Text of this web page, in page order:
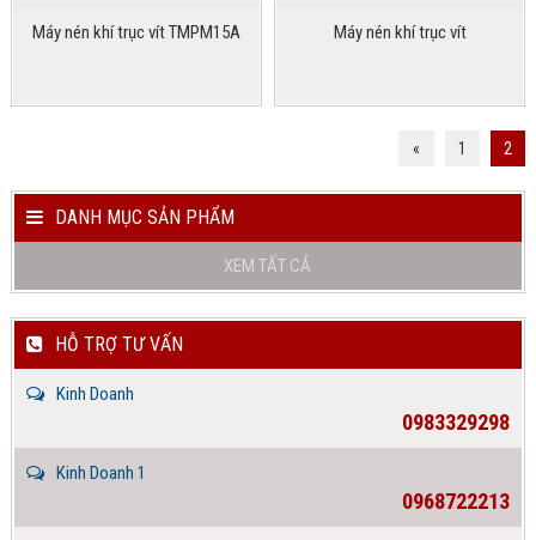
Máy nén khí trục vít TMPM15A Máy nén khí trục vít
« 1 2
DANH MỤC SẢN PHẨM
XEM TẤT CẢ
HỖ TRỢ TƯ VẤN
Kinh Doanh
0983329298
Kinh Doanh 1
0968722213